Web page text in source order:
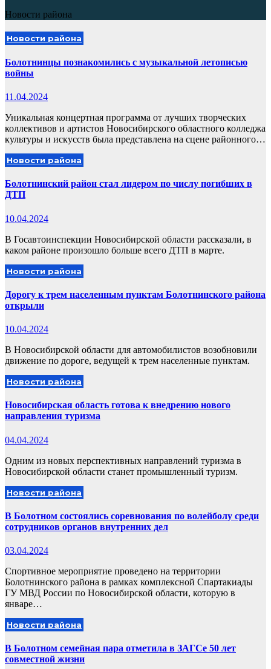
Новости района
Новости района
Болотнинцы познакомились с музыкальной летописью
войны
11.04.2024
Уникальная концертная программа от лучших творческих
коллективов и артистов Новосибирского областного колледжа
культуры и искусств была представлена на сцене районного…
Новости района
Болотнинский район стал лидером по числу погибших в
ДТП
10.04.2024
В Госавтоинспекции Новосибирской области рассказали, в
каком районе произошло больше всего ДТП в марте.
Новости района
Дорогу к трем населенным пунктам Болотнинского района
открыли
10.04.2024
В Новосибирской области для автомобилистов возобновили
движение по дороге, ведущей к трем населенные пунктам.
Новости района
Новосибирская область готова к внедрению нового
направления туризма
04.04.2024
Одним из новых перспективных направлений туризма в
Новосибирской области станет промышленный туризм.
Новости района
В Болотном состоялись соревнования по волейболу среди
сотрудников органов внутренних дел
03.04.2024
Спортивное мероприятие проведено на территории
Болотнинского района в рамках комплексной Спартакиады
ГУ МВД России по Новосибирской области, которую в
январе…
Новости района
В Болотном семейная пара отметила в ЗАГСе 50 лет
совместной жизни